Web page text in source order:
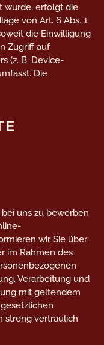
wurde, erfolgt die
von Art. 6 Abs. 1
die Einwilligung
Zugriff auf
(z. B. Device-
Die
uns zu bewerben
wir Sie über
im Rahmen des
Verarbeitung und
mit geltendem
streng vertraulich